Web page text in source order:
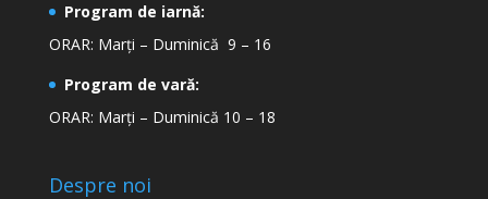
Program de iarnă:
ORAR: Marți – Duminică 9 – 16
Program de vară:
ORAR: Marți – Duminică 10 – 18
Despre noi